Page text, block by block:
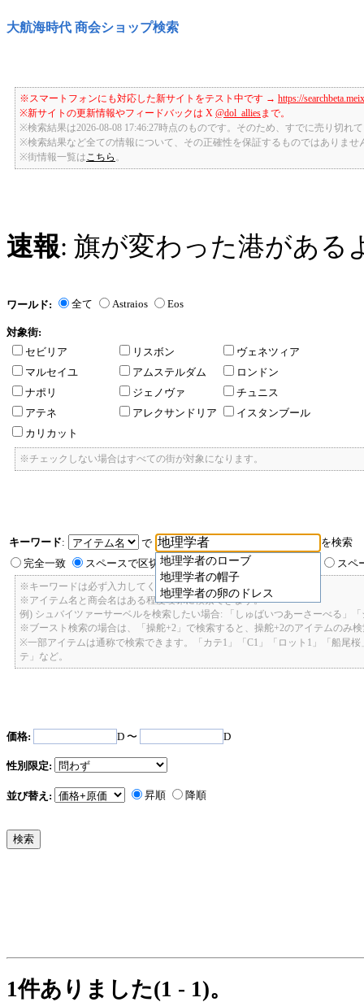
大航海時代 商会ショップ検索
※スマートフォンにも対応した新サイトをテスト中です → https://
※新サイトの更新情報やフィードバックは X @dol_alliesまで。
※検索結果は2026-08-08 17:46:27時点のものです。そのため、すでに売り切れ
※検索結果など全ての情報について、その正確性を保証するものではありませ
※街情報一覧は こちら
速報: 旗が変わった港がある
ワールド: 全て Astraios Eos
対象街:
セビリア
リスボン
ヴェネツィア
マルセイユ
アムステルダム
ロンドン
ナポリ
ジェノヴァ
チュニス
アテネ
アレクサンドリア
イスタンブール
カリカット
※チェックしない場合はすべての街が対象になります。
キーワード:
で
地理学者のローブ
地理学者の帽子
地理学者の卵のドレス
を検索
完全一致
スペースで区切ったキーワードのいずれかを含む スペ
※キーワードは必ず入力してください。
※アイテム名と商会名はある程度曖昧に検索できます。
例) シュバイツァーサーベルを検索したい場合: 「しゅばいつあーさーべる」
※ブースト検索の場合は、「操舵+2」で検索すると、操舵+2のアイテムのみ
※一部アイテムは通称で検索できます。「カテ1」「C1」「ロット1」「船尾
テ」など。
価格: D 〜 D
性別限定:
並び替え: 昇順 降順
1件ありました(1 - 1)。